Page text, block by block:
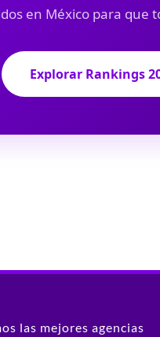
en México para que
Explorar Rankings
las mejores agencias